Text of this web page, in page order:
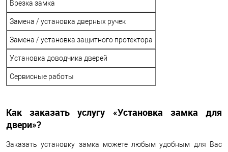
Врезка замка
Замена / установка дверных ручек
Замена / установка защитного протектора
Установка доводчика дверей
Сервисные работы
Как заказать услугу «Установка замка для
двери»?
Заказать установку замка можете любым удобным для Вас